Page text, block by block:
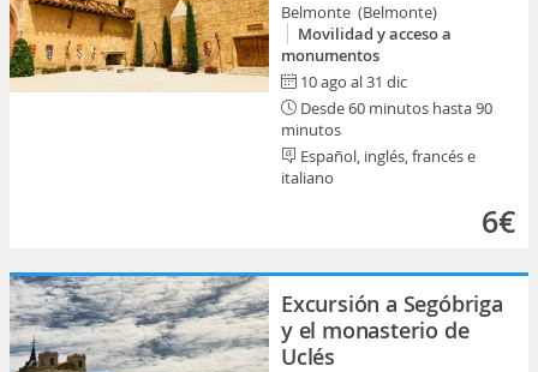
Belmonte (Belmonte)
Movilidad y acceso a
monumentos
10 ago al 31 dic
Desde 60 minutos hasta 90
minutos
Español, inglés, francés e
italiano
6€
Excursión a Segóbriga
y el monasterio de
Uclés